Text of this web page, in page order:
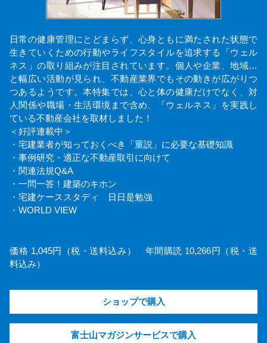
日常の健康管理にとどまらず、心身ともに満たされた状態で
生きていくための行動やライフスタイルを追求する「ウェル
ネス」の取り組みが注目されています。個人や企業、地域…
と幅広い活動が見られ、不動産業界でもその動きが広がりつ
つあるようです。本特集では、心と体の健康だけでなく、対
人関係や職場・生活環境まで含め、「ウェルネス」を実践し
ている不動産会社を取材しました！
＜好評連載中＞
・宅建業者が知っておくべき「重説」に必要な基礎知識
・事例研究・適正な不動産取引に向けて
・関連法規Q&A
・一問一答！建築のキホン
・宅建ケーススタディ 日日是勉強
・WORLD VIEW
価格 1,045円（税・送料込み） 年間購読 10,266円（税・送
料込み）
ショップで購入
富士山マガジンサービスで購入